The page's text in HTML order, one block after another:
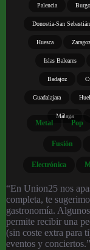
Palencia
Donostia-San Sebastián
Huesca
Islas Baleares
Badajoz
Guadalajara
Málaga
Metal Pop
Fusión
Electrónica
“En Union25 nos
completa, te
gastronomía.
permite recibir una
(sin coste extra para
eventos y conciertos.”